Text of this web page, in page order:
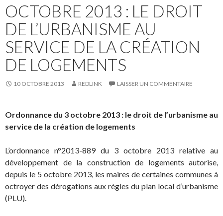
OCTOBRE 2013 : LE DROIT
DE L’URBANISME AU
SERVICE DE LA CRÉATION
DE LOGEMENTS
10 OCTOBRE 2013 REDLINK LAISSER UN COMMENTAIRE
Ordonnance du 3 octobre 2013 : le droit de l’urbanisme au
service de la création de logements
L’ordonnance n°2013-889 du 3 octobre 2013 relative au
développement de la construction de logements autorise,
depuis le 5 octobre 2013, les maires de certaines communes à
octroyer des dérogations aux règles du plan local d’urbanisme
(PLU).